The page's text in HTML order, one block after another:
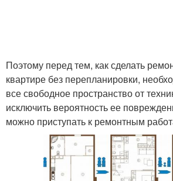
Поэтому перед тем, как сделать
квартире без перепланировки,
все свободное пространство от
исключить вероятность ее
можно приступать к ремонтным